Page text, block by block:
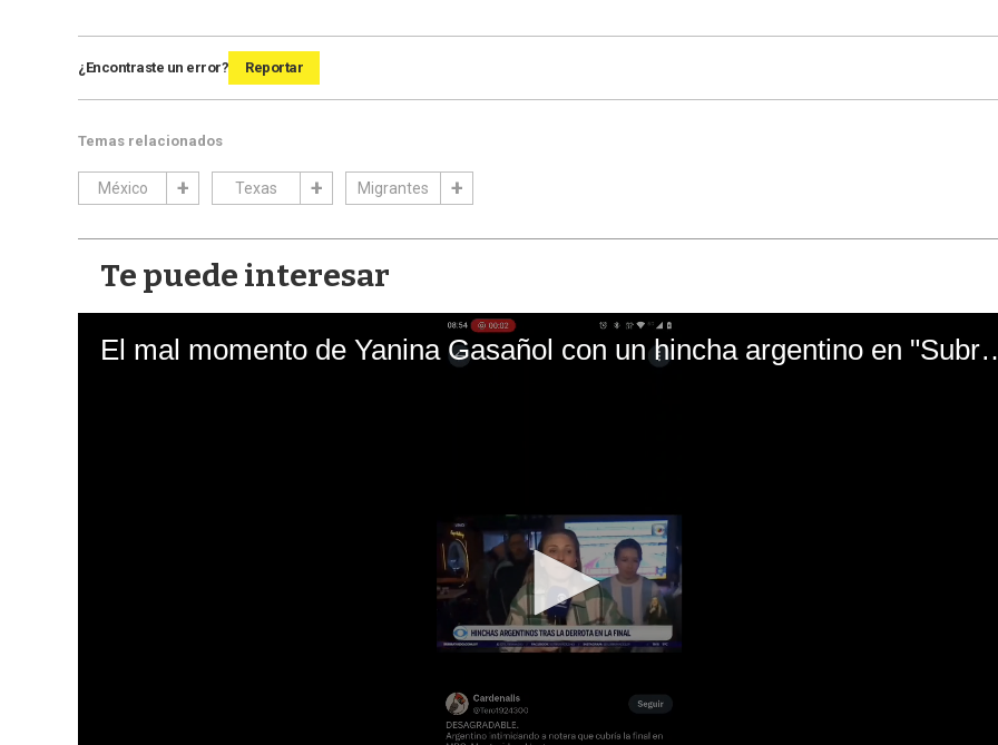
¿Encontraste un error? Reportar
Temas relacionados
México Texas Migrantes
Te puede interesar
El mal momento de Yanina